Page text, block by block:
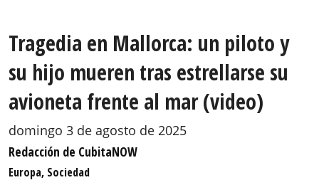
Tragedia en Mallorca: un piloto y
su hijo mueren tras estrellarse su
avioneta frente al mar (video)
domingo 3 de agosto de 2025
Redacción de CubitaNOW
Europa, Sociedad